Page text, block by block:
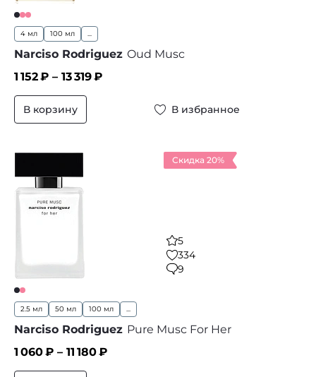
4 мл 100 мл ...
Narciso Rodriguez Oud Musc
1 152₽ – 13 319₽
В корзину В избранное
Скидка 20%
5
334
9
2.5 мл 50 мл 100 мл ...
Narciso Rodriguez Pure Musc For Her
1 060₽ – 11 180₽